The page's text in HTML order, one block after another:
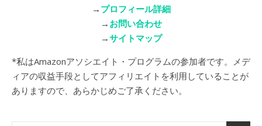
→ プロフィール詳細
→ お問い合わせ
→サイトマップ
*私はAmazonアソシエイト・プログラムの参加者です。メデ
ィアの収益手段としてアフィリエイトを利用していることが
ありますので、あらかじめご了承ください。